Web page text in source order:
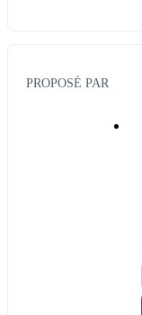
PROPOSÉ PAR